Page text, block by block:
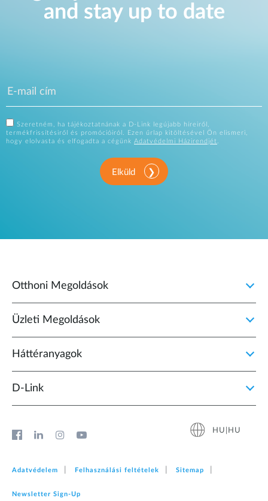
and stay up to date
Szeretném, ha tájékoztatnának a D-Link legújabb híreiről,
termékfrissítésiről és promócióiról. Ezen űrlap kitöltésével Ön elismeri,
hogy elolvasta és elfogadta a cégünk Adatvédelmi Házirendjét.
Elküld
Otthoni Megoldások
Üzleti Megoldások
Háttéranyagok
D‑Link
HU|HU
Adatvédelem Felhasználási feltételek Sitemap
Newsletter Sign‑Up